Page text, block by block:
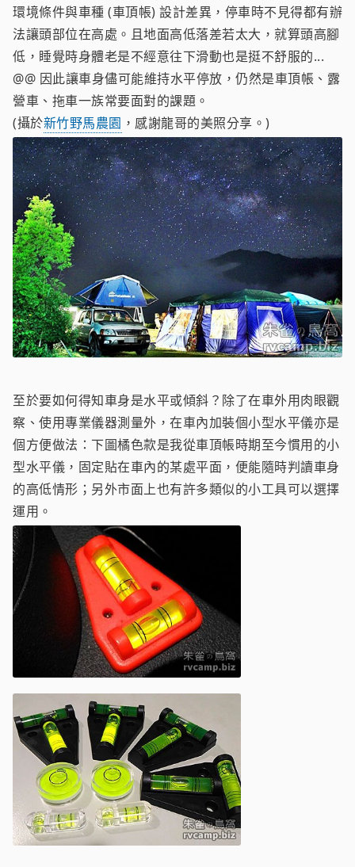
環境條件與車種 (車頂帳) 設計差異，停車時不見得都有辦
法讓頭部位在高處。且地面高低落差若太大，就算頭高腳
低，睡覺時身體老是不經意往下滑動也是挺不舒服的...
@@ 因此讓車身儘可能維持水平停放，仍然是車頂帳、露
營車、拖車一族常要面對的課題。
(攝於新竹野馬農園 ，感謝龍哥的美照分享。)
至於要如何得知車身是水平或傾斜？除了在車外用肉眼觀
察、使用專業儀器測量外，在車內加裝個小型水平儀亦是
個方便做法：下圖橘色款是我從車頂帳時期至今慣用的小
型水平儀，固定貼在車內的某處平面，便能隨時判讀車身
的高低情形；另外市面上也有許多類似的小工具可以選擇
運用。